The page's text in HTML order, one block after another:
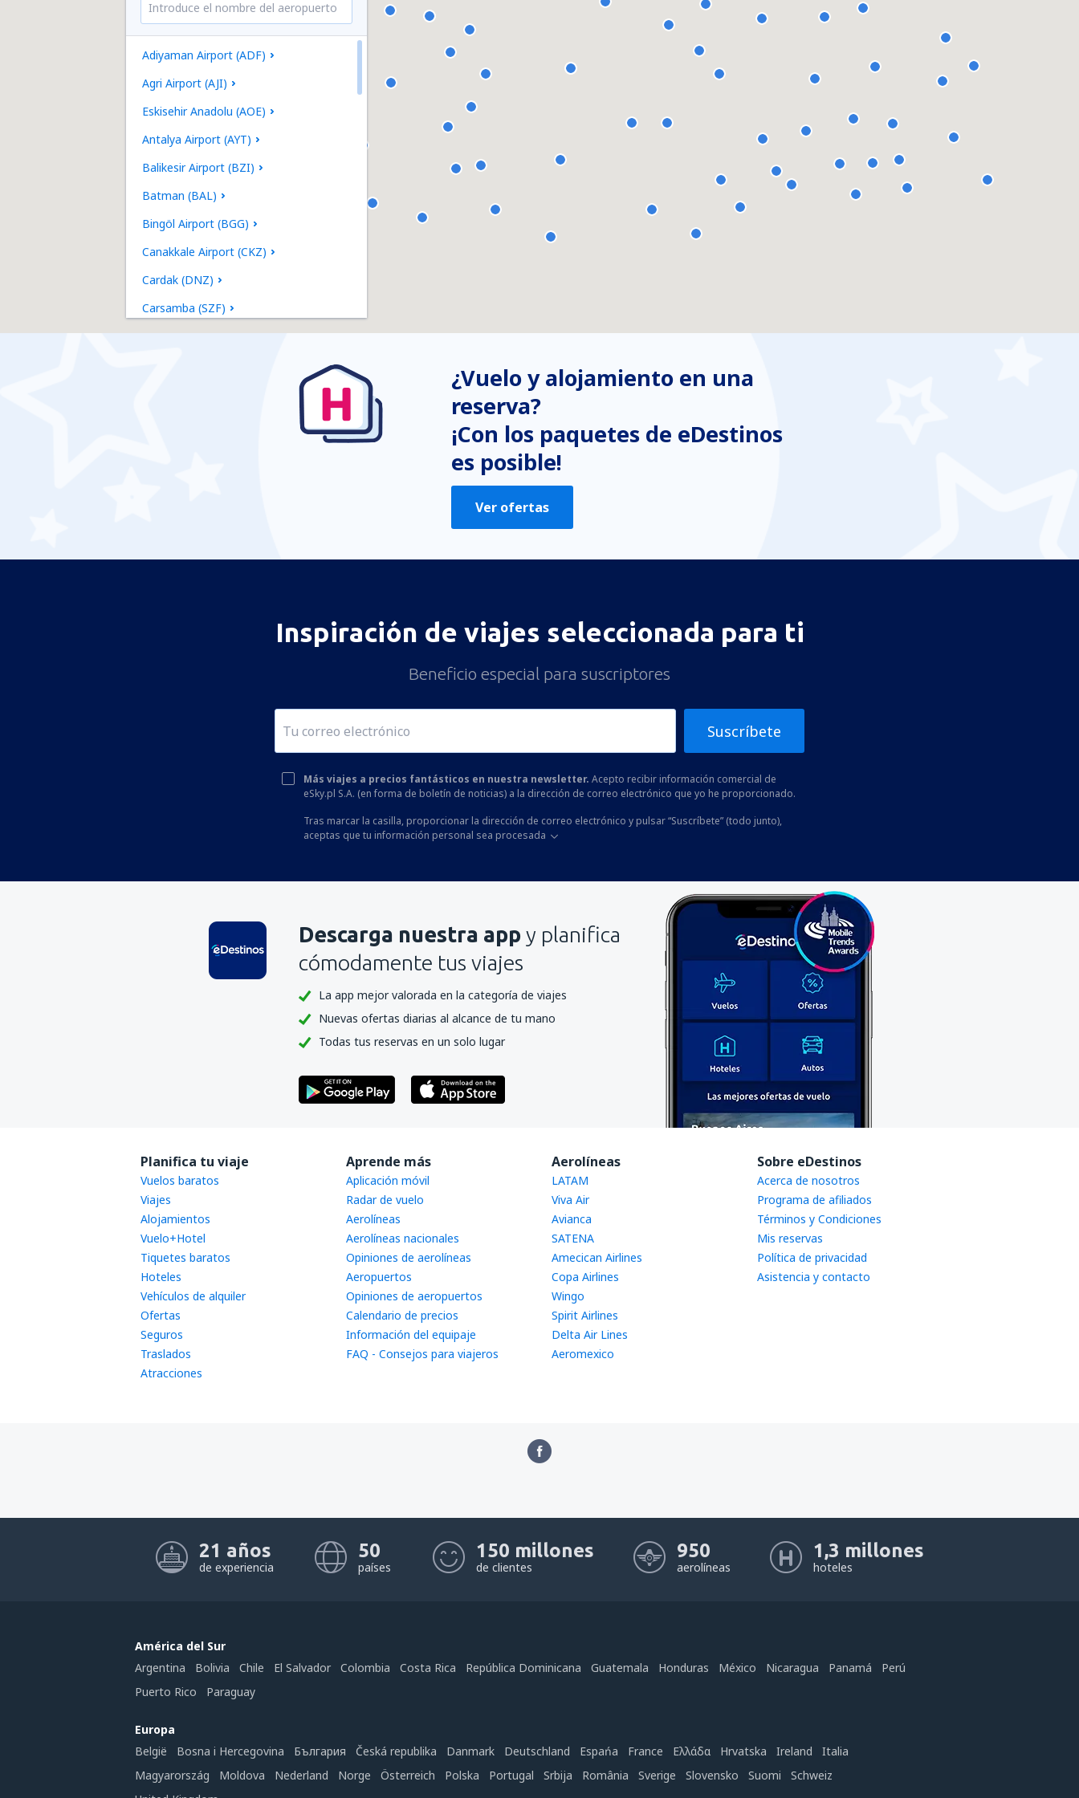
Adiyaman Airport (ADF)
Agri Airport (AJI)
Eskisehir Anadolu (AOE)
Antalya Airport (AYT)
Balikesir Airport (BZI)
Batman (BAL)
Bingöl Airport (BGG)
Canakkale Airport (CKZ)
Cardak (DNZ)
Carsamba (SZF)
Izmit Cengiz Topel Airport (KCO)
Erzurum (ERZ)
Kastamonu Airport (KFS)
Gaziantep (GZT)
Ordu-Giresun Airport (OGU)
Rize Artvin Apt. (RZV)
Estambul
Sanliurfa Airport (GNY)
Siirt Airport (SXZ)
Sinop Airport (NOP)
Sirnak Airport (NKT)
Usak Airport (USQ)
Yenisehir (YEI)
Kütahya Zafer (KZR)
¿Vuelo y alojamiento en una
reserva?
¡Con los paquetes de eDestinos
es posible!
Ver ofertas
Inspiración de viajes seleccionada para ti
Beneficio especial para suscriptores
Suscríbete
Más viajes a precios fantásticos en nuestra newsletter. Acepto recibir información comercial de
eSky.pl S.A. (en forma de boletín de noticias) a la dirección de correo electrónico que yo he proporcionado.
Tras marcar la casilla, proporcionar la dirección de correo electrónico y pulsar “Suscríbete” (todo junto),
aceptas que tu información personal sea procesada
Descarga nuestra app y planifica
cómodamente tus viajes
La app mejor valorada en la categoría de viajes
Nuevas ofertas diarias al alcance de tu mano
Todas tus reservas en un solo lugar
Planifica tu viaje
Vuelos baratos
Viajes
Alojamientos
Vuelo+Hotel
Tiquetes baratos
Hoteles
Vehículos de alquiler
Ofertas
Seguros
Traslados
Atracciones
Aprende más
Aplicación móvil
Radar de vuelo
Aerolíneas
Aerolíneas nacionales
Opiniones de aerolíneas
Aeropuertos
Opiniones de aeropuertos
Calendario de precios
Información del equipaje
FAQ - Consejos para viajeros
Aerolíneas
LATAM
Viva Air
Avianca
SATENA
Amecican Airlines
Copa Airlines
Wingo
Spirit Airlines
Delta Air Lines
Aeromexico
Sobre eDestinos
Acerca de nosotros
Programa de afiliados
Términos y Condiciones
Mis reservas
Política de privacidad
Asistencia y contacto
21 años
de experiencia
50
países
150 millones
de clientes
950
aerolíneas
1,3 millones
hoteles
América del Sur
Argentina
Bolivia Chile El Salvador Colombia Costa Rica República Dominicana Guatemala Honduras México Nicaragua Panamá
Perú
Puerto Rico
Paraguay
Europa
België
Bosna i Hercegovina България Česká republika Danmark Deutschland Espańa France Ελλάδα Hrvatska Ireland
Italia
Magyarország
Moldova Nederland Norge Österreich Polska Portugal Srbija România Sverige Slovensko Suomi
Schweiz